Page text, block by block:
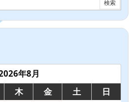
年8月
木 金 土
日